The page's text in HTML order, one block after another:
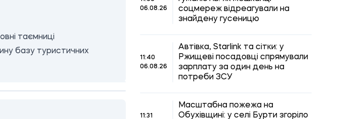
таємниці
базу туристичних
06.08.26
соцмереж відреагували на
знайдену гусеницю
11:40
06.08.26
Автівка, Starlink та сітки: у
Ржищеві посадовці спрямували
зарплату за один день на
потреби ЗСУ
11:31
Масштабна пожежа на
Обухівщині: у селі Бурти згоріло